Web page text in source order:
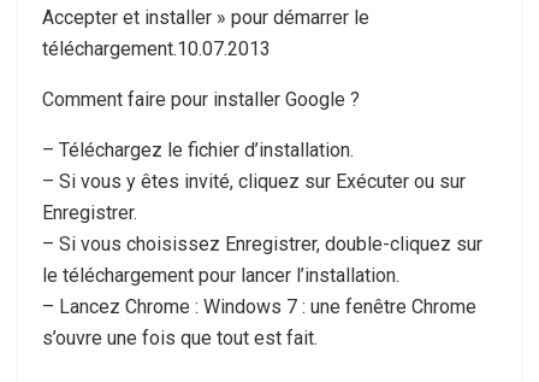
Accepter et installer » pour démarrer le
téléchargement.10.07.2013
Comment faire pour installer Google ?
– Téléchargez le fichier d’installation.
– Si vous y êtes invité, cliquez sur Exécuter ou sur
Enregistrer.
– Si vous choisissez Enregistrer, double-cliquez sur
le téléchargement pour lancer l’installation.
– Lancez Chrome : Windows 7 : une fenêtre Chrome
s’ouvre une fois que tout est fait.